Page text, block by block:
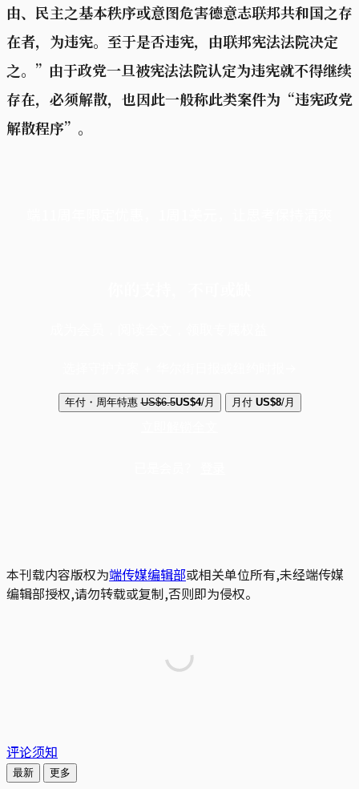
由、民主之基本秩序或意图危害德意志联邦共和国之存
在者，为违宪。至于是否违宪，由联邦宪法法院决定
之。”由于政党一旦被宪法法院认定为违宪就不得继续
存在，必须解散，也因此一般称此类案件为“违宪政党
解散程序”。
年付・周年特惠 US$6.5US$4/月 月付 US$8/月
本刊载内容版权为端传媒编辑部或相关单位所有,未经端传媒
编辑部授权,请勿转载或复制,否则即为侵权。
评论须知
最新 更多